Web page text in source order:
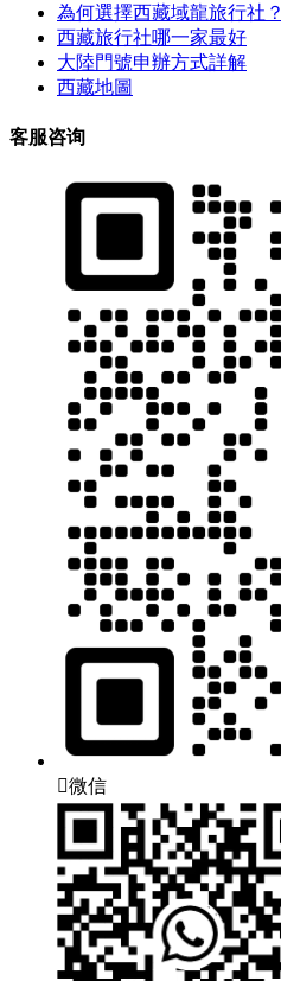
為何選擇西藏域龍旅行社？
西藏旅行社哪一家最好
大陸門號申辦方式詳解
西藏地圖
客服咨询
微信